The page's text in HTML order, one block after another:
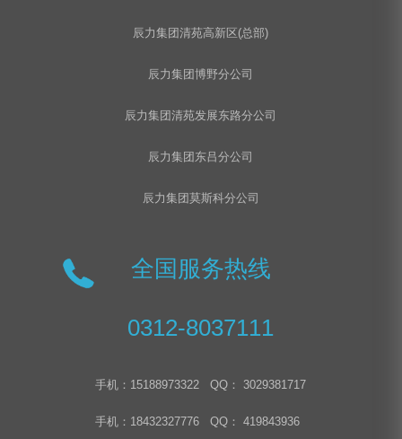
辰力集团清苑高新区(总部)
辰力集团博野分公司
辰力集团清苑发展东路分公司
辰力集团东吕分公司
辰力集团莫斯科分公司
全国服务热线
0312-8037111
手机：15188973322 QQ： 3029381717
手机：18432327776 QQ： 419843936